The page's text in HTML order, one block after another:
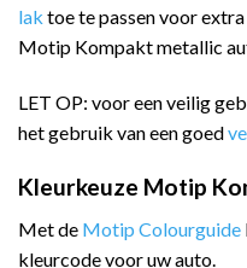
lak toe te passen voor
Motip Kompakt metallic
LET OP: voor een veilig
het gebruik van een goed
Kleurkeuze Motip
Met de Motip Colourguide
kleurcode voor uw auto.